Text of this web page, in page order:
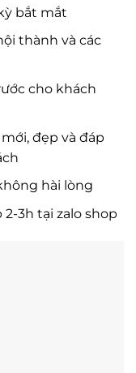
bắt mắt
thành và các
cho khách
đẹp và đáp
hài lòng
3h tại zalo shop